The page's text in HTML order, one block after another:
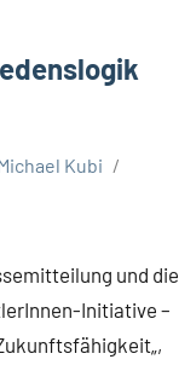
Kubi
und die
Initiative –